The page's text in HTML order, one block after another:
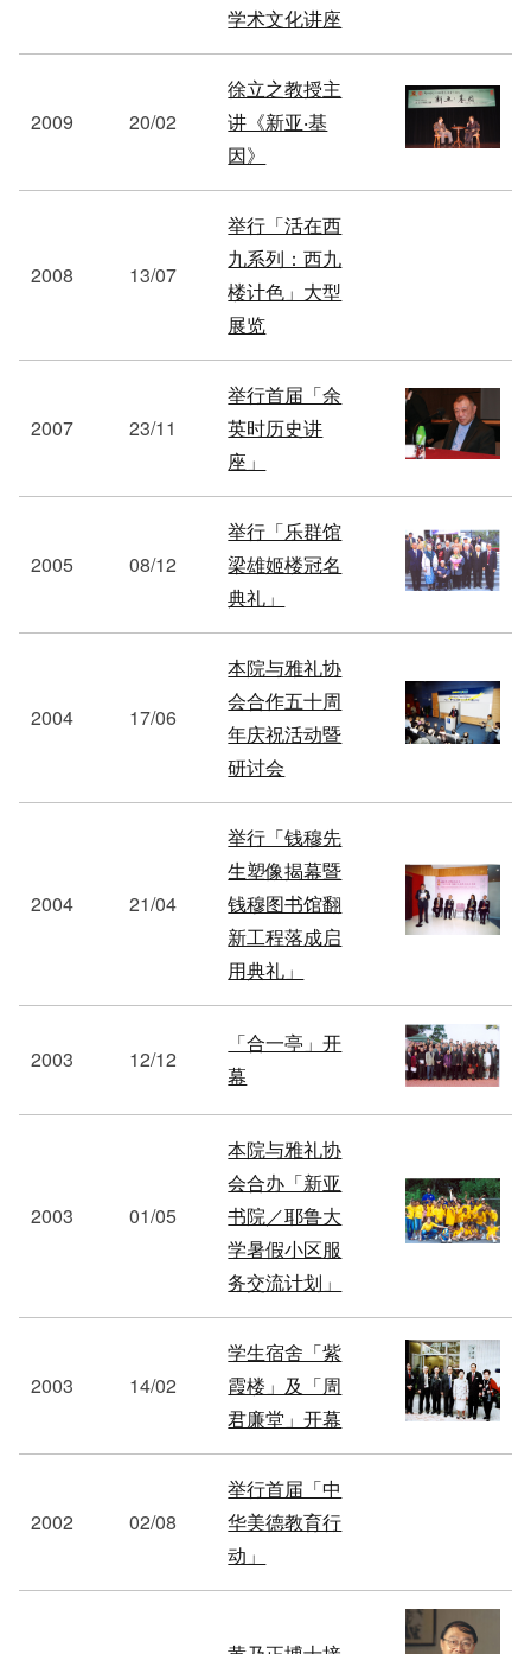
学术文化讲座
2009 20/02
徐立之教授主
讲《新亚‧基
因》
2008 13/07
举行「活在西
九系列：西九
楼计色」大型
展览
2007 23/11
举行首届「余
英时历史讲
座」
2005 08/12
举行「乐群馆
梁雄姬楼冠名
典礼」
2004 17/06
本院与雅礼协
会合作五十周
年庆祝活动暨
研讨会
2004 21/04
举行「钱穆先
生塑像揭幕暨
钱穆图书馆翻
新工程落成启
用典礼」
2003 12/12
「合一亭」开
幕
2003 01/05
本院与雅礼协
会合办「新亚
书院／耶鲁大
学暑假小区服
务交流计划」
2003 14/02
学生宿舍「紫
霞楼」及「周
君廉堂」开幕
2002 02/08
举行首届「中
华美德教育行
动」